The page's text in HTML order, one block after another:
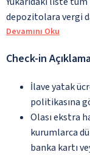
depozitolara vergi
Devamını Oku
Check-in
İlave yatak
politikasına
Olası ekstra
kurumlarca
banka kartı